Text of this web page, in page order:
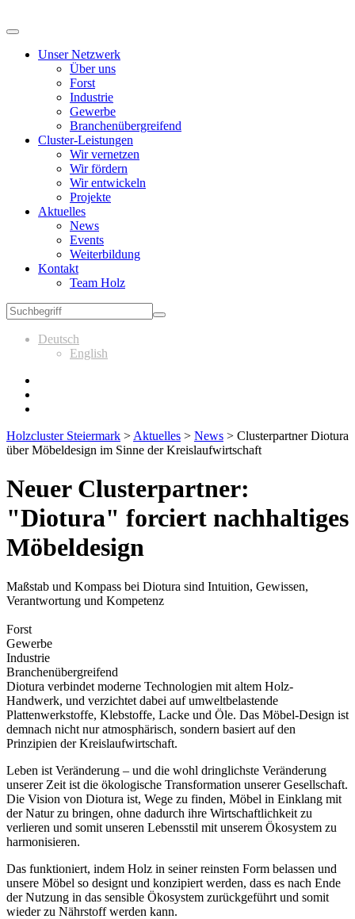
Unser Netzwerk
Über uns
Forst
Industrie
Gewerbe
Branchenübergreifend
Cluster-Leistungen
Wir vernetzen
Wir fördern
Wir entwickeln
Projekte
Aktuelles
News
Events
Weiterbildung
Kontakt
Team Holz
Deutsch
English
Holzcluster Steiermark > Aktuelles > News > Clusterpartner Diotura
über Möbeldesign im Sinne der Kreislaufwirtschaft
Neuer Clusterpartner:
"Diotura" forciert nachhaltiges
Möbeldesign
Maßstab und Kompass bei Diotura sind Intuition, Gewissen,
Verantwortung und Kompetenz
Forst
Gewerbe
Industrie
Branchenübergreifend
Diotura verbindet moderne Technologien mit altem Holz-
Handwerk, und verzichtet dabei auf umweltbelastende
Plattenwerkstoffe, Klebstoffe, Lacke und Öle. Das Möbel-Design ist
demnach nicht nur atmosphärisch, sondern basiert auf den
Prinzipien der Kreislaufwirtschaft.
Leben ist Veränderung – und die wohl dringlichste Veränderung
unserer Zeit ist die ökologische Transformation unserer Gesellschaft.
Die Vision von Diotura ist, Wege zu finden, Möbel in Einklang mit
der Natur zu bringen, ohne dadurch ihre Wirtschaftlichkeit zu
verlieren und somit unseren Lebensstil mit unserem Ökosystem zu
harmonisieren.
Das funktioniert, indem Holz in seiner reinsten Form belassen und
unsere Möbel so designt und konzipiert werden, dass es nach Ende
der Nutzung in das sensible Ökosystem zurückgeführt und somit
wieder zu Nährstoff werden kann.